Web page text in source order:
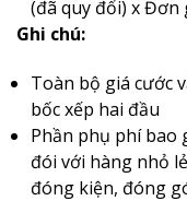
(đã quy đổi) x Đơn
Ghi chú:
Toàn bộ giá cước
bốc xếp hai đầu
Phần phụ phí bao
đói với hàng nhỏ
đóng kiện, đóng